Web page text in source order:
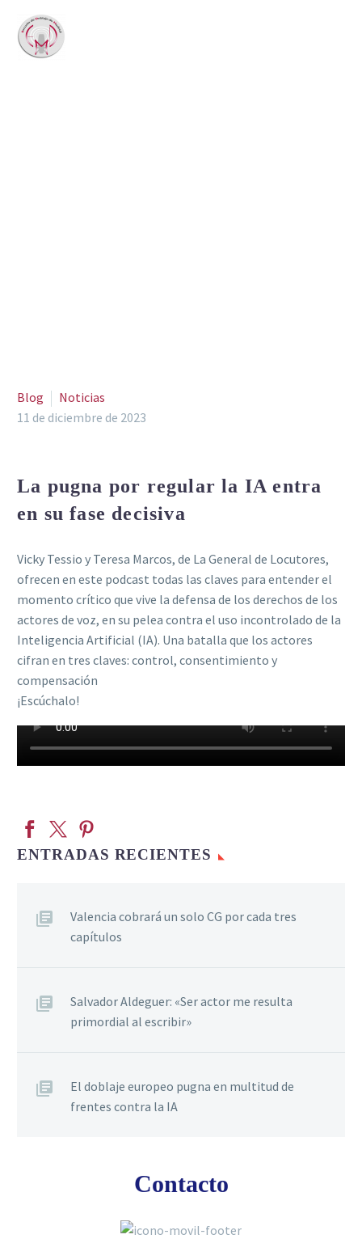
Blog
Noticias
11 de diciembre de 2023
La pugna por regular la IA entra
en su fase decisiva
Vicky Tessio y Teresa Marcos, de La General de Locutores,
ofrecen en este podcast todas las claves para entender el
momento crítico que vive la defensa de los derechos de los
actores de voz, en su pelea contra el uso incontrolado de la
Inteligencia Artificial (IA). Una batalla que los actores
cifran en tres claves: control, consentimiento y
compensación
¡Escúchalo!
ENTRADAS RECIENTES
Valencia cobrará un solo CG por cada tres
capítulos
Salvador Aldeguer: «Ser actor me resulta
primordial al escribir»
El doblaje europeo pugna en multitud de
frentes contra la IA
Contacto